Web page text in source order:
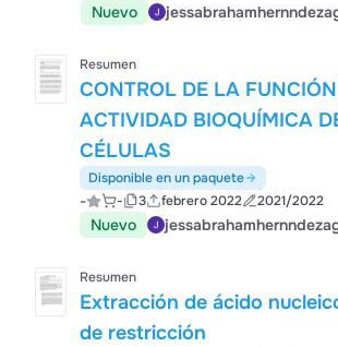
Nuevo
Resumen
CONTROL DE LA
ACTIVIDAD BIOQUÍMICA
CÉLULAS
Disponible en un paquete
- - 3 febrero 2022 2021/2022
Nuevo
Resumen
Extracción de ácido
de restricción